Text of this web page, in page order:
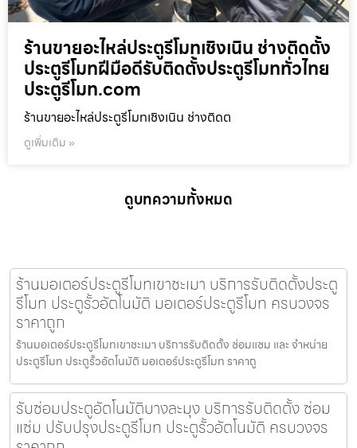
ร้านขายอะไหล่ประตูรีโมทเชิงเนิน ช่างติดตั้ง
ประตูรีโมทฝีมือดีรับติดตั้งประตูรีโมททั่วไทย
ประตูรีโมท.com
ร้านขายอะไหล่ประตูรีโมทเชิงเนิน ช่างติดต
ดูเพิ่มเติม »
ดูบทความทั้งหมด
ร้านมอเตอร์ประตูรีโมทเขาชะเมา บริการรับติดตั้งประตู
รีโมท ประตูรั้วอัตโนมัติ มอเตอร์ประตูรีโมท ครบวงจร
ราคาถูก
ร้านมอเตอร์ประตูรีโมทเขาชะเมา บริการรับติดตั้ง ซ่อมแซม และ จำหน่าย
ประตูรีโมท ประตูรั้วอัตโนมัติ มอเตอร์ประตูรีโมท ราคาถู
รับซ่อมประตูอัตโนมัติบางละมุง บริการรับติดตั้ง ซ่อม
แซ่ม ปรับปรุงประตูรีโมท ประตูรั้วอัตโนมัติ ครบวงจร